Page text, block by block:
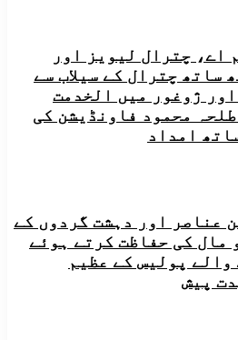
ٹی ایم اے، چترال لیویز اور
ساتھ چترال کے سیلاب سے
اور ژوغور میں الخدمت
محمود فاونڈیشن کی
امداد
عناصر اور دہشت گردوں کے
مال کی حفاظت کرتے ہوئے
پولیس کے عظیم
پیش